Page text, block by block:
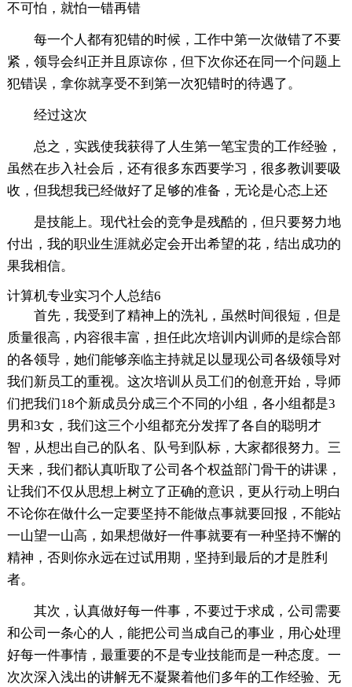
不可怕，就怕一错再错
每一个人都有犯错的时候，工作中第一次做错了不要
紧，领导会纠正并且原谅你，但下次你还在同一个问题上
犯错误，拿你就享受不到第一次犯错时的待遇了。
经过这次
总之，实践使我获得了人生第一笔宝贵的工作经验，
虽然在步入社会后，还有很多东西要学习，很多教训要吸
收，但我想我已经做好了足够的准备，无论是心态上还
是技能上。现代社会的竞争是残酷的，但只要努力地
付出，我的职业生涯就必定会开出希望的花，结出成功的
果我相信。
计算机专业实习个人总结6
首先，我受到了精神上的洗礼，虽然时间很短，但是
质量很高，内容很丰富，担任此次培训内训师的是综合部
的各领导，她们能够亲临主持就足以显现公司各级领导对
我们新员工的重视。这次培训从员工们的创意开始，导师
们把我们18个新成员分成三个不同的小组，各小组都是3
男和3女，我们这三个小组都充分发挥了各自的聪明才
智，从想出自己的队名、队号到队标，大家都很努力。三
天来，我们都认真听取了公司各个权益部门骨干的讲课，
让我们不仅从思想上树立了正确的意识，更从行动上明白
不论你在做什么一定要坚持不能做点事就要回报，不能站
一山望一山高，如果想做好一件事就要有一种坚持不懈的
精神，否则你永远在过试用期，坚持到最后的才是胜利
者。
其次，认真做好每一件事，不要过于求成，公司需要
和公司一条心的人，能把公司当成自己的事业，用心处理
好每一件事情，最重要的不是专业技能而是一种态度。一
次次深入浅出的讲解无不凝聚着他们多年的工作经验、无